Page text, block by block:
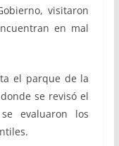
visitaron
en mal
el parque de la
se revisó el
evaluaron los